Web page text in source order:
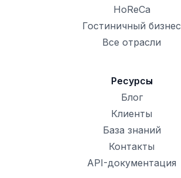
HoReCa
Гостиничный бизнес
Все отрасли
Ресурсы
Блог
Клиенты
База знаний
Контакты
API-документация